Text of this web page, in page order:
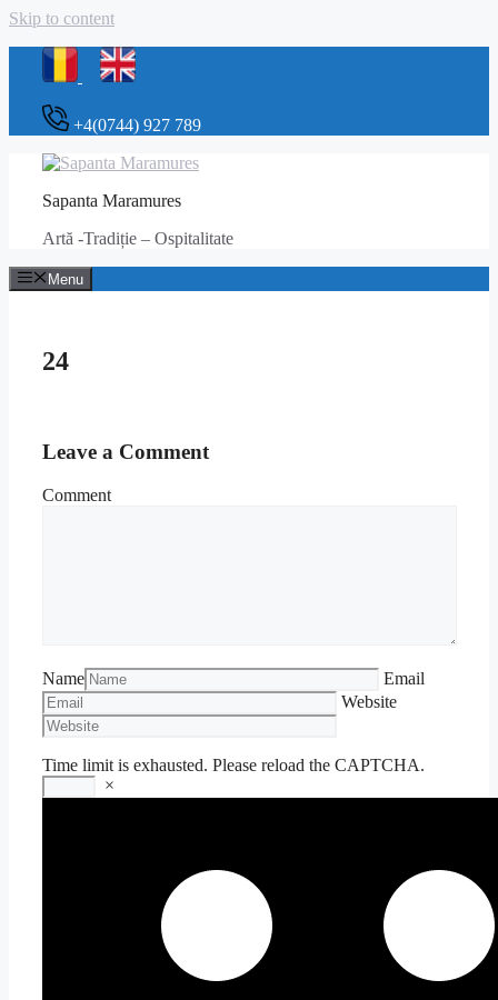
Skip to content
+4(0744) 927 789
Sapanta Maramures
Artă -Tradiție – Ospitalitate
Menu
24
Leave a Comment
Comment
Name
Email
Website
Time limit is exhausted. Please reload the CAPTCHA.
×